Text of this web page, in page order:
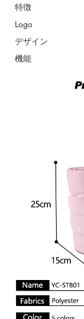
特徴
Logo
デザイン
機能